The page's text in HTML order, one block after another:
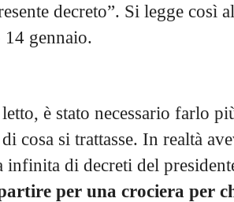
decreto”. Si legge così
gennaio.
è stato necessario farlo
cosa si trattasse. In realtà
infinita di decreti del
per una crociera per